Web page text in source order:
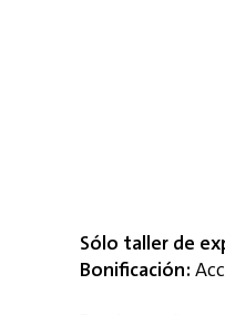
Sólo taller de
Bonificación: